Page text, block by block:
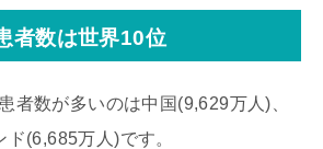
者数は世界10位
者数が多いのは中国(9,629万人)、
(6,685万人)です。